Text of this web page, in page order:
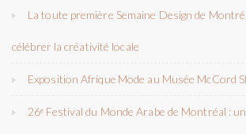
La toute première Semaine Design de
célébrer la créativité locale
Exposition Afrique Mode au Musée McCord
26ᵉ Festival du Monde Arabe de Montréal :